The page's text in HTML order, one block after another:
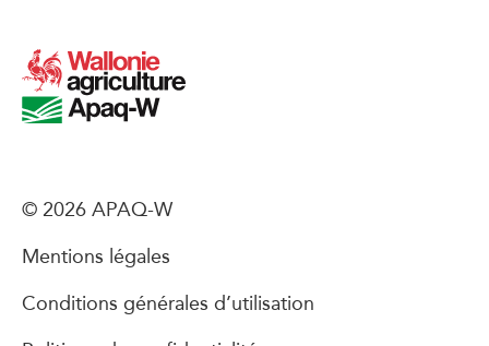
© 2026 APAQ-W
Mentions légales
Conditions générales d’utilisation